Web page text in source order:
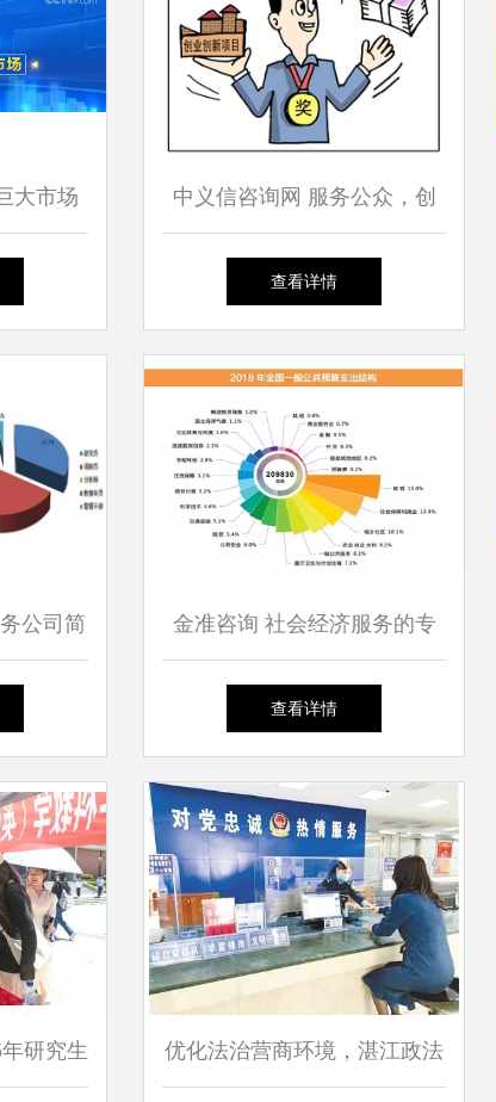
大市场
协同发
中义信咨询网 服务公众，创
业致富，情系民生
查看详情
公司简 金准咨询 社会经济服务的专
业领航者
查看详情
研究生 优化法治营商环境，湛江政法